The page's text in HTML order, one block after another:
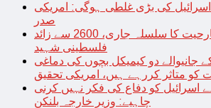
اسرائیل کی بڑی غلطی ہوگی: امریکی
صدر
غزہ پر اسرائیلی جارحیت کا سلسلہ جاری، 2600 سے زائد
فلسطینی شہید
جانیوالے دو کیمیکل بچوں کی دماغی
کو متاثر کررہے ہیں، امریکی تحقیق
اسرائیل کو دفاع کی فکر نہیں کرنی
چاہیے: وزیر خارجہ بلنکن